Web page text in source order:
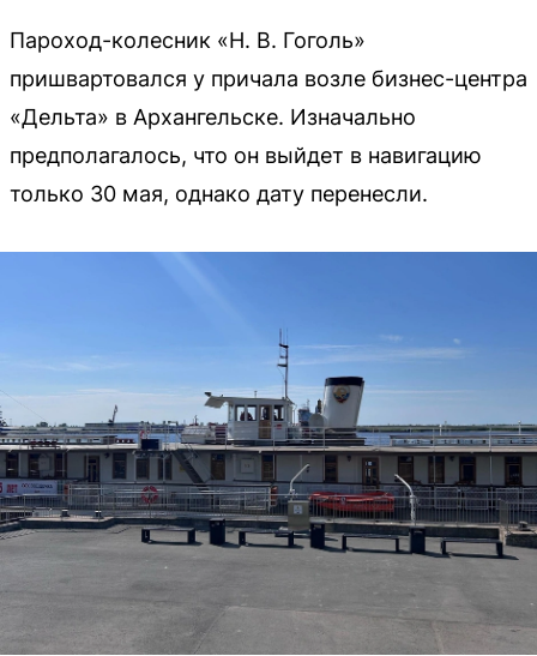
Пароход-колесник «Н. В. Гоголь»
пришвартовался у причала возле бизнес-центра
«Дельта» в Архангельске. Изначально
предполагалось, что он выйдет в навигацию
только 30 мая, однако дату перенесли.